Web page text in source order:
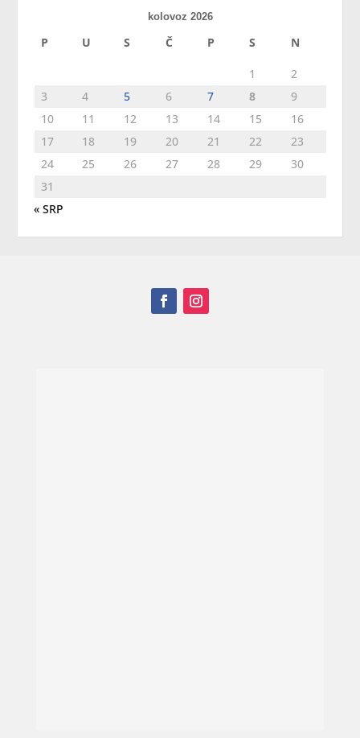
kolovoz 2026
P U S Č P S N
1
2
3
4 5 6 7 8
9
10
11 12 13 14 15
16
17
18 19 20 21 22
23
24
25 26 27 28 29
30
31
« SRP